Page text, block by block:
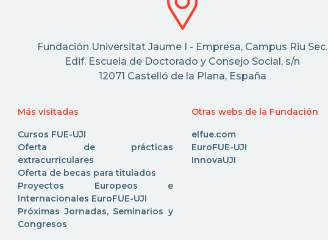
Fundación Universitat Jaume I - Empresa, Campus Riu Sec.
Edif. Escuela de Doctorado y Consejo Social, s/n
12071 Castelló de la Plana, España
Más visitadas
Cursos FUE-UJI
Oferta de prácticas
extracurriculares
Oferta de becas para titulados
Proyectos Europeos e
Internacionales EuroFUE-UJI
Próximas Jornadas, Seminarios y
Congresos
Otras webs de la Fundación
elfue.com
EuroFUE-UJI
InnovaUJI